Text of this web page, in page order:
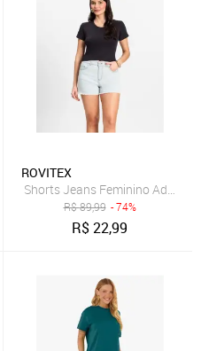
Azul
ROVITEX
Shorts Jeans Feminino Adulto
R$89,99 - 74%
R$22,99